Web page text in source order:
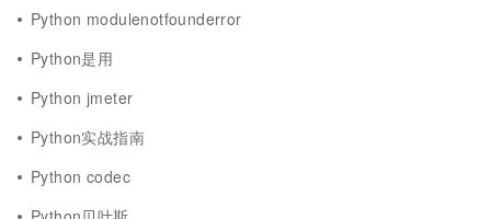
Python modulenotfounderror
Python是用
Python jmeter
Python实战指南
Python codec